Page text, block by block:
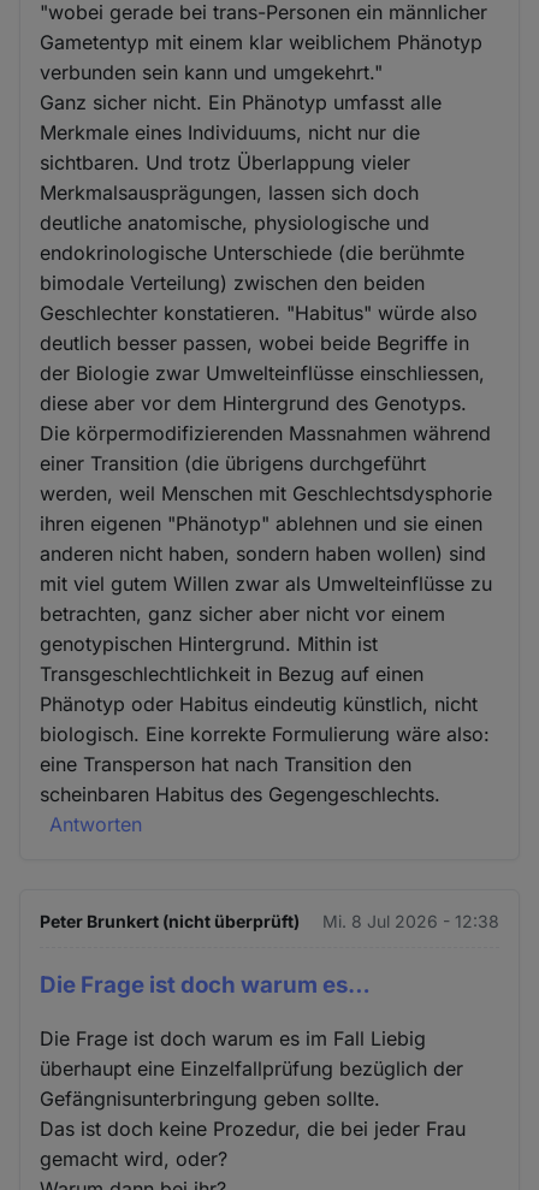
"wobei gerade bei trans-Personen ein männlicher
Gametentyp mit einem klar weiblichem Phänotyp
verbunden sein kann und umgekehrt."
Ganz sicher nicht. Ein Phänotyp umfasst alle
Merkmale eines Individuums, nicht nur die
sichtbaren. Und trotz Überlappung vieler
Merkmalsausprägungen, lassen sich doch
deutliche anatomische, physiologische und
endokrinologische Unterschiede (die berühmte
bimodale Verteilung) zwischen den beiden
Geschlechter konstatieren. "Habitus" würde also
deutlich besser passen, wobei beide Begriffe in
der Biologie zwar Umwelteinflüsse einschliessen,
diese aber vor dem Hintergrund des Genotyps.
Die körpermodifizierenden Massnahmen während
einer Transition (die übrigens durchgeführt
werden, weil Menschen mit Geschlechtsdysphorie
ihren eigenen "Phänotyp" ablehnen und sie einen
anderen nicht haben, sondern haben wollen) sind
mit viel gutem Willen zwar als Umwelteinflüsse zu
betrachten, ganz sicher aber nicht vor einem
genotypischen Hintergrund. Mithin ist
Transgeschlechtlichkeit in Bezug auf einen
Phänotyp oder Habitus eindeutig künstlich, nicht
biologisch. Eine korrekte Formulierung wäre also:
eine Transperson hat nach Transition den
scheinbaren Habitus des Gegengeschlechts.
Antworten
Peter Brunkert (nicht überprüft) Mi. 8 Jul 2026 - 12:38
Die Frage ist doch warum es…
Die Frage ist doch warum es im Fall Liebig
überhaupt eine Einzelfallprüfung bezüglich der
Gefängnisunterbringung geben sollte.
Das ist doch keine Prozedur, die bei jeder Frau
gemacht wird, oder?